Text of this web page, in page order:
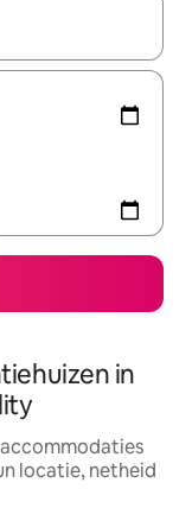
maak je een keuze
in
locatie, netheid